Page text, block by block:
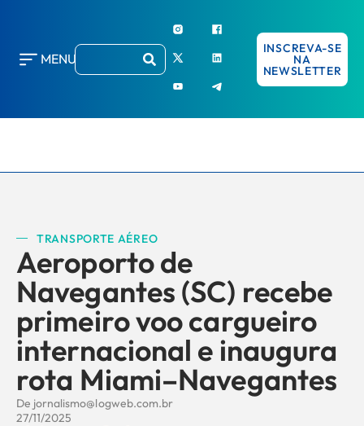
MENU
INSCREVA-SE
NA
NEWSLETTER
TRANSPORTE AÉREO
Aeroporto de
Navegantes (SC) recebe
primeiro voo cargueiro
internacional e inaugura
rota Miami–Navegantes
De jornalismo@logweb.com.br
27/11/2025